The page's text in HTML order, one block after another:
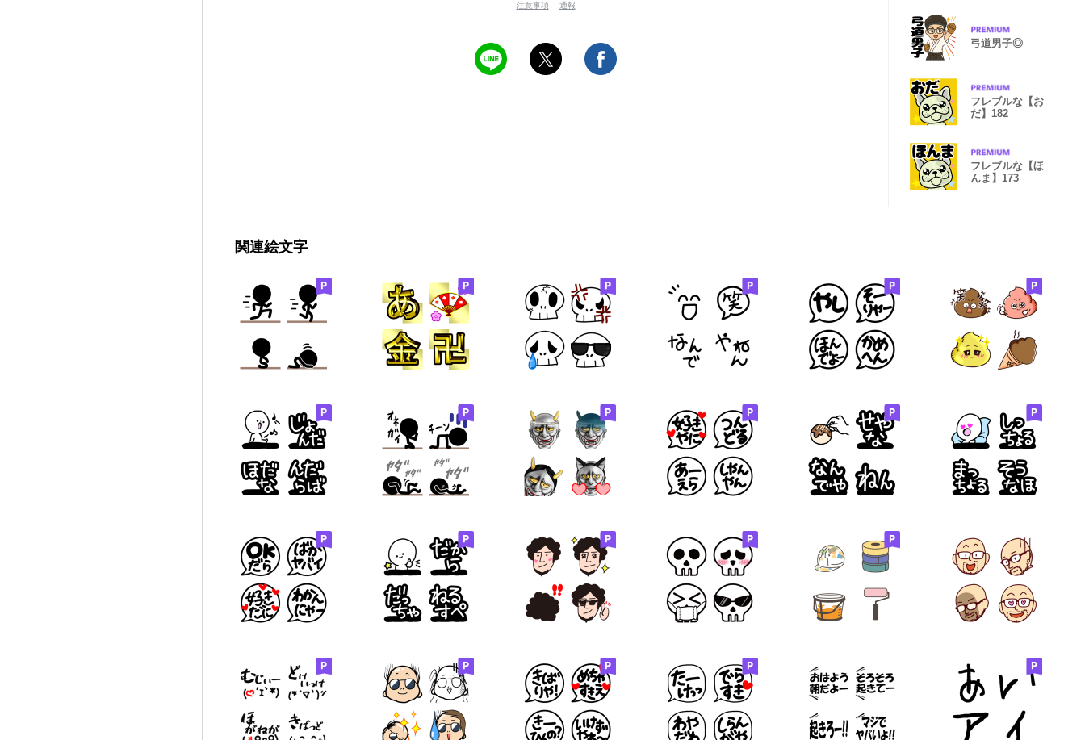
注意事項 通報
弓道男子◎
フレブルな【お
だ】182
フレブルな【ほ
んま】173
関連絵文字